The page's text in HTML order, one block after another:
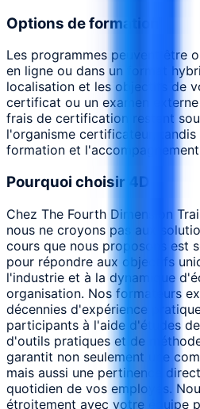
Options de formation
Les programmes peuvent être
en ligne ou dans un format
localisation et les objectifs de
certificat ou un examen
frais de certification restent
l'organisme certificateur, tandis
formation et
Pourquoi choisir 4D
Chez The Fourth Dimension
nous ne croyons pas aux
cours que nous proposons est
pour répondre aux objectifs
l'industrie et à la dynamique
organisation. Nos formateurs
décennies d'expérience
participants à l'aide d'études
d'outils pratiques et de
garantit non seulement une
mais aussi une pertinence
quotidien de vos employés.
étroitement avec votre équipe